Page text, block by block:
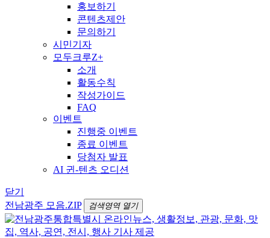
홍보하기
콘텐츠제안
문의하기
시민기자
모두크루Z+
소개
활동수칙
작성가이드
FAQ
이벤트
진행중 이벤트
종료 이벤트
당첨자 발표
AI 귄-텐츠 오디션
닫기
전남광주 모음.ZIP
검색영역 열기